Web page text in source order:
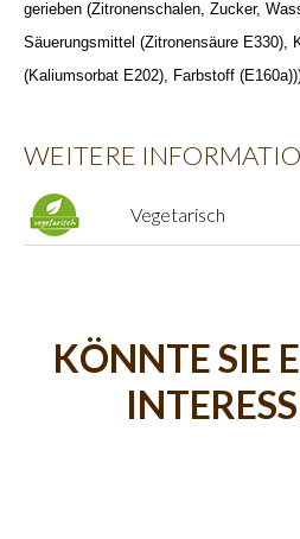
gerieben (Zitronenschalen, Zucker,
Säuerungsmittel (Zitronensäure E330),
(Kaliumsorbat E202), Farbstoff
WEITERE
Vegetarisch
KÖNNTE SIE